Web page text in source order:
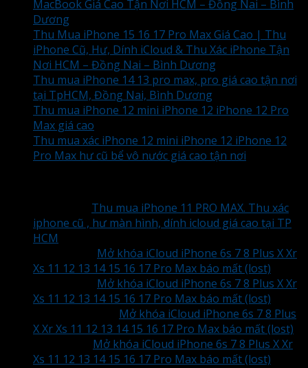
MacBook Giá Cao Tận Nơi HCM – Đồng Nai – Bình
Dương
Thu Mua iPhone 15 16 17 Pro Max Giá Cao | Thu
iPhone Cũ, Hư, Dính iCloud & Thu Xác iPhone Tận
Nơi HCM – Đồng Nai – Bình Dương
Thu mua iPhone 14 13 pro max, pro giá cao tận nơi
tại TpHCM, Đồng Nai, Bình Dương
Thu mua iPhone 12 mini iPhone 12 iPhone 12 Pro
Max giá cao
Thu mua xác iPhone 12 mini iPhone 12 iPhone 12
Pro Max hư cũ bể vô nước giá cao tận nơi
Thu mua iPhone 11 PRO MAX. Thu xác
iphone cũ , hư màn hình, dính icloud giá cao tại TP
HCM
Mở khóa iCloud iPhone 6s 7 8 Plus X Xr
Xs 11 12 13 14 15 16 17 Pro Max báo mất (lost)
Mở khóa iCloud iPhone 6s 7 8 Plus X Xr
Xs 11 12 13 14 15 16 17 Pro Max báo mất (lost)
Mở khóa iCloud iPhone 6s 7 8 Plus
X Xr Xs 11 12 13 14 15 16 17 Pro Max báo mất (lost)
Mở khóa iCloud iPhone 6s 7 8 Plus X Xr
Xs 11 12 13 14 15 16 17 Pro Max báo mất (lost)